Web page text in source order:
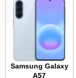
Samsung Galaxy
A57